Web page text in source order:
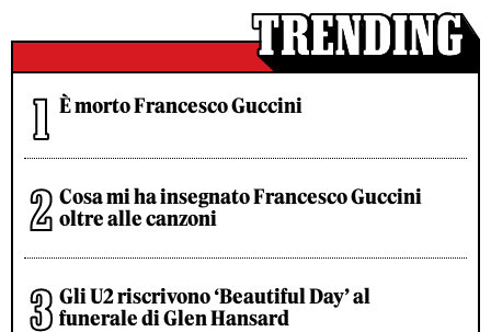
È morto Francesco Guccini
Cosa mi ha insegnato Francesco Guccini
oltre alle canzoni
Gli U2 riscrivono ‘Beautiful Day’ al
funerale di Glen Hansard